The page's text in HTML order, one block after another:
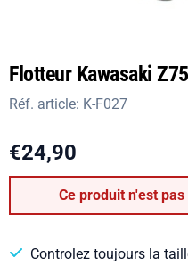
Flotteur Kawasaki
Réf. article: K-F027
€24,90
Ce produit n'est
Controlez toujours la